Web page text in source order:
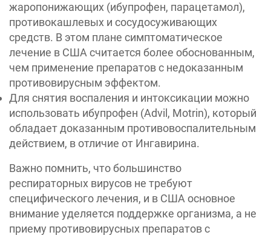
жаропонижающих (ибупрофен, парацетамол),
противокашлевых и сосудосуживающих
средств. В этом плане симптоматическое
лечение в США считается более обоснованным,
чем применение препаратов с недоказанным
противовирусным эффектом.
Для снятия воспаления и интоксикации можно
использовать ибупрофен (Advil, Motrin), который
обладает доказанным противовоспалительным
действием, в отличие от Ингавирина.
Важно помнить, что большинство
респираторных вирусов не требуют
специфического лечения, и в США основное
внимание уделяется поддержке организма, а не
приему противовирусных препаратов с